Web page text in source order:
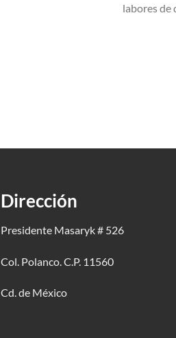
labores de
Dirección
Presidente Masaryk # 526
Col. Polanco. C.P. 11560
Cd. de México